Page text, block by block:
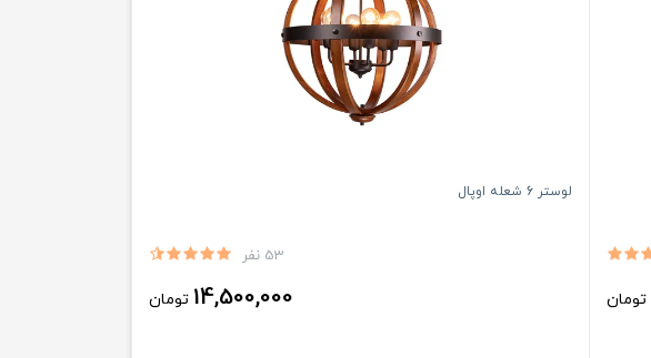
تومان
لوستر 6 شعله اوپال
53 نفر
14,500,000 تومان